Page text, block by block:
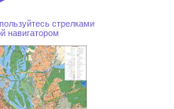
стрелками
навигатором